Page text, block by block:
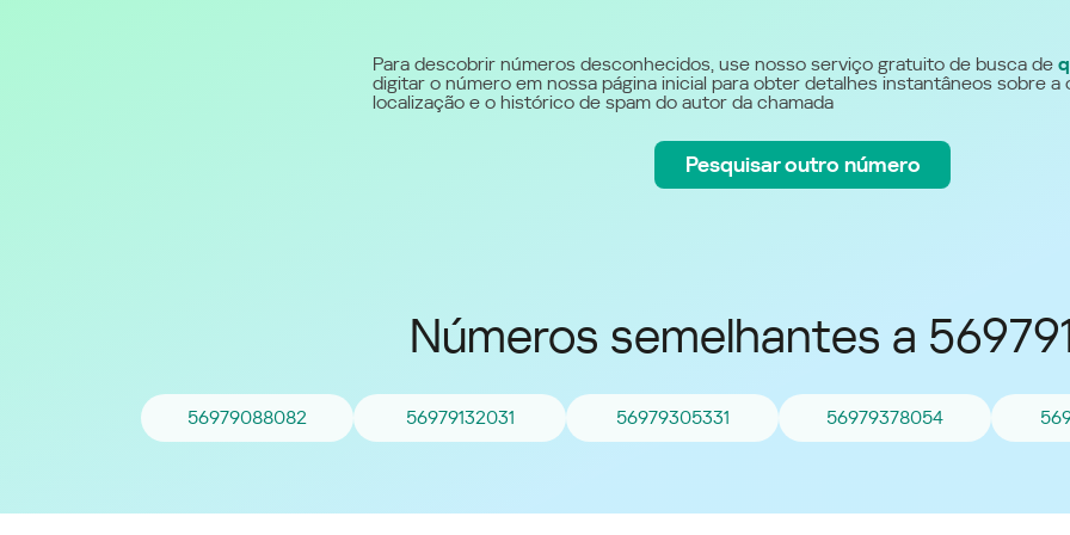
Para descobrir números desconhecidos, use nosso serviço gratuito de busca de
digitar o número em nossa página inicial para obter detalhes instantâneos sobre a
localização e o histórico de spam do autor da chamada
Pesquisar outro número
Números semelhantes a
56979088082 56979132031 56979305331 56979378054